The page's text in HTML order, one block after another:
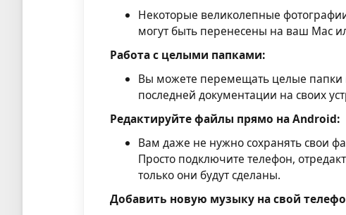
Некоторые великолепные
могут быть перенесены на ваш Mac
Работа с целыми папками:
Вы можете перемещать целые папки
последней документации на своих
Редактируйте файлы прямо на Android:
Вам даже не нужно сохранять свои
Просто подключите телефон,
только они будут сделаны.
Добавить новую музыку на свой